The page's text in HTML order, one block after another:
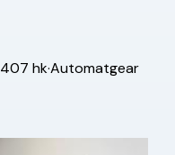
407 hk·Automatgear